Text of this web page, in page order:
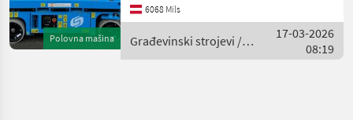
Polovna mašina
24V 225Ah , Bereifung
, Bereifung hinte
6068 Mils
Građevinski strojevi /
Sinoboom
17-03-2026
08:19